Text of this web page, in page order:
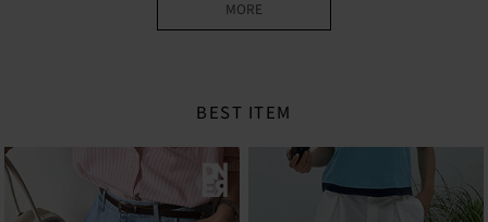
MORE
BEST ITEM